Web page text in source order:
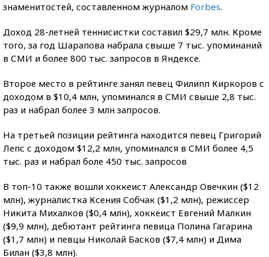
знаменитостей, составленном журналом Forbes.
Доход 28-летней теннисистки составил $29,7 млн. Кроме
того, за год Шарапова набрала свыше 7 тыс. упоминаний
в СМИ и более 800 тыс. запросов в Яндексе.
Второе место в рейтинге занял певец Филипп Киркоров с
доходом в $10,4 млн, упоминался в СМИ свыше 2,8 тыс.
раз и набрал более 3 млн запросов.
На третьей позиции рейтинга находится певец Григорий
Лепс с доходом $12,2 млн, упоминался в СМИ более 4,5
тыс. раз и набрал боле 450 тыс. запросов
В топ-10 также вошли хоккеист Александр Овечкин ($12
млн), журналистка Ксения Собчак ($1,2 млн), режиссер
Никита Михалков ($0,4 млн), хоккеист Евгений Малкин
($9,9 млн), дебютант рейтинга певица Полина Гагарина
($1,7 млн) и певцы Николай Басков ($7,4 млн) и Дима
Билан ($3,8 млн).